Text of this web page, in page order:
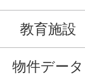
教育施設
物件データ